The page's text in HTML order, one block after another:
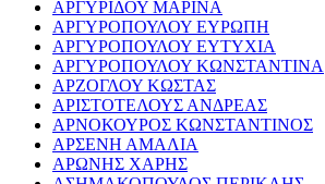
ΑΡΓΥΡΙΔΟΥ ΜΑΡΙΝΑ
ΑΡΓΥΡΟΠΟΥΛΟΥ ΕΥΡΩΠΗ
ΑΡΓΥΡΟΠΟΥΛΟΥ ΕΥΤΥΧΙΑ
ΑΡΓΥΡΟΠΟΥΛΟΥ ΚΩΝΣΤΑΝΤΙΝΑ
ΑΡΖΟΓΛΟΥ ΚΩΣΤΑΣ
ΑΡΙΣΤΟΤΕΛΟΥΣ ΑΝΔΡΕΑΣ
ΑΡΝΟΚΟΥΡΟΣ ΚΩΝΣΤΑΝΤΙΝΟΣ
ΑΡΣΕΝΗ ΑΜΑΛΙΑ
ΑΡΩΝΗΣ ΧΑΡΗΣ